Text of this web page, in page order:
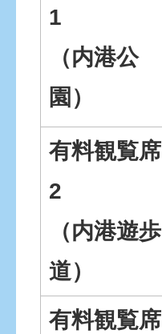
1
（内港公
園）
有料観覧席
2
（内港遊歩
道）
有料観覧席